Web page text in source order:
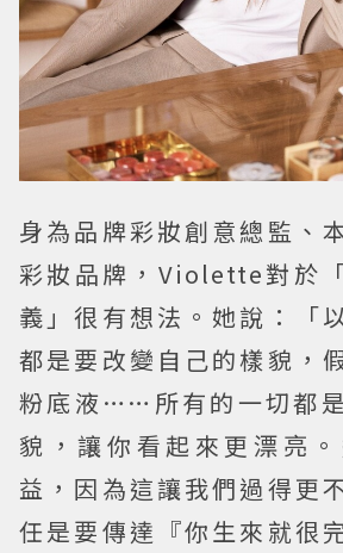
身為品牌彩妝創意總監、
彩妝品牌，Violette對於
義」很有想法。她說：「
都是要改變自己的樣貌，
粉底液……所有的一切都
貌，讓你看起來更漂亮
益，因為這讓我們過得更
任是要傳達『你生來就很